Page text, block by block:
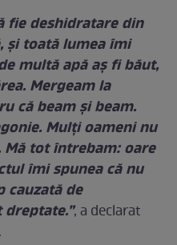
fie deshidratare din
și toată lumea îmi
multă apă aș fi băut,
Mergeam la
că beam și beam.
Mulți oameni nu
Mă tot întrebam: oare
îmi spunea că nu
cauzată de
, a declarat
.